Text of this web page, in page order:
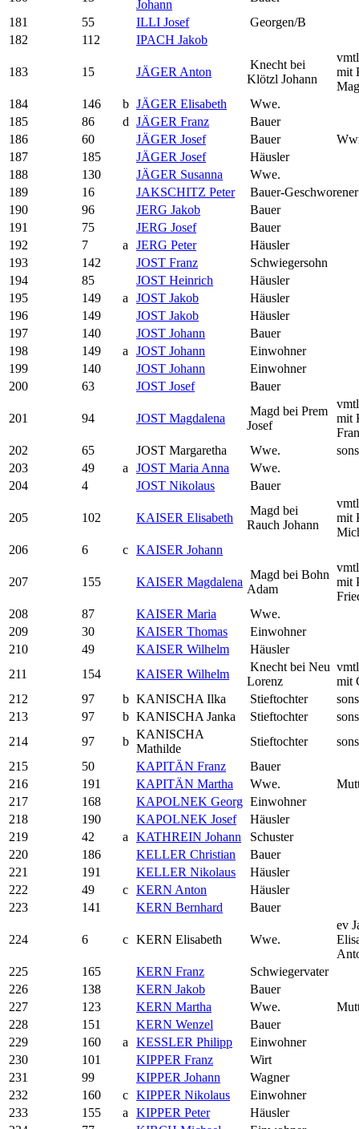
Johann
181
55 ILLI Josef
Georgen/B
182
112 IPACH Jakob
183 15 JÄGER Anton
Knecht bei
Klötzl Johann
mit
184
146 b JÄGER Elisabeth
Wwe.
185
86 d JÄGER Franz
Bauer
186
60 JÄGER Josef Bauer
187
185 JÄGER Josef
Häusler
188
130 JÄGER Susanna
Wwe.
189
16 JAKSCHITZ Peter
Bauer-Geschworener
190
96 JERG Jakob
Bauer
191
75 JERG Josef
Bauer
192
7 a JERG Peter
Häusler
193
142 JOST Franz
Schwiegersohn
194
85 JOST Heinrich
Häusler
195
149 a JOST Jakob
Häusler
196
149 JOST Jakob
Häusler
197
140 JOST Johann
Bauer
198
149 a JOST Johann
Einwohner
199
140 JOST Johann
Einwohner
200
63 JOST Josef Bauer
201 94 JOST Magdalena
Magd bei Prem
Josef
mit
202
65 JOST Margaretha Wwe.
203
49 a JOST Maria Anna
Wwe.
204
4 JOST Nikolaus Bauer
205 102 KAISER Elisabeth
Magd bei
Rauch Johann
mit
206
6 c KAISER Johann
207 155 KAISER Magdalena
Magd bei Bohn
Adam
mit
208
87 KAISER Maria
Wwe.
209
30 KAISER Thomas
Einwohner
210
49 KAISER Wilhelm
Häusler
211
154 KAISER Wilhelm
Knecht bei Neu
Lorenz
mit
212
97 b KANISCHA Ilka Stieftochter
213
97 b KANISCHA Janka Stieftochter
214
97 b
KANISCHA
Mathilde
Stieftochter
215
50 KAPITÄN Franz
Bauer
216
191 KAPITÄN Martha Wwe.
217
168 KAPOLNEK Georg Einwohner
218
190 KAPOLNEK Josef
Häusler
219
42 a KATHREIN Johann
Schuster
220
186 KELLER Christian
Bauer
221
191 KELLER Nikolaus
Häusler
222
49 c KERN Anton
Häusler
223
141 KERN Bernhard Bauer
224 6 c KERN Elisabeth Wwe.
ev
225
165 KERN Franz
Schwiegervater
226
138 KERN Jakob
Bauer
227
123 KERN Martha Wwe.
228
151 KERN Wenzel
Bauer
229
160 a KESSLER Philipp
Einwohner
230
101 KIPPER Franz
Wirt
231
99 KIPPER Johann
Wagner
232
160 c KIPPER Nikolaus
Einwohner
233
155 a KIPPER Peter
Häusler